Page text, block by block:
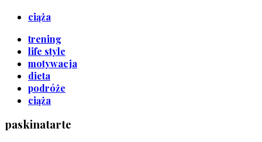
ciąża
trening
life style
motywacja
dieta
podróże
ciąża
paskinatarte